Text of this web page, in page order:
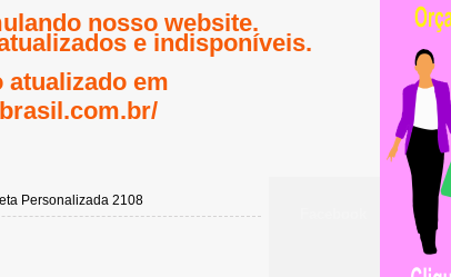
nosso website.
e indisponíveis.
atualizado em
Personalizada 2108